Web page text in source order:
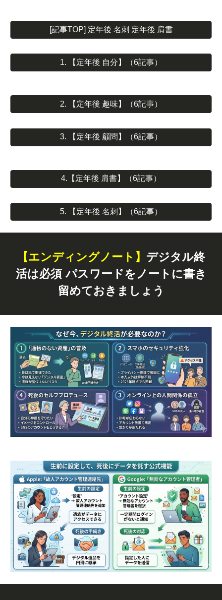
[記事TOP] 定年後 名刺 定年後 肩書
1. 【定年後 自分】（6記事）
2. 【定年後 趣味】（6記事）
3. 【定年後 顧問】（6記事）
4.【定年後 肩書】（6記事）
5. 【定年後 名刺】（6記事）
【エンディングノート】 デジタル終
活は必須 パスワードをノートに書き
留めておきましょう